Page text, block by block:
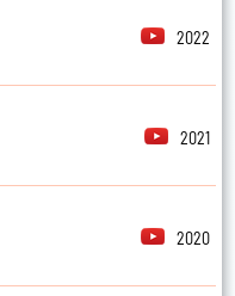
2022
2021
2020